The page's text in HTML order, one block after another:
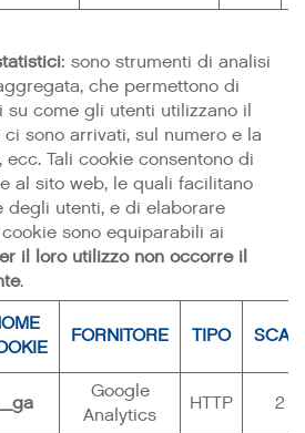
: sono strumenti di analisi
che permettono di
su come gli utenti utilizzano il
sono arrivati, sul numero e la
Tali cookie consentono di
al sito web, le quali facilitano
degli utenti, e di elaborare
sono equiparabili ai
il loro utilizzo non occorre il
.
FORNITORE TIPO
Google
Analytics
HTTP 2